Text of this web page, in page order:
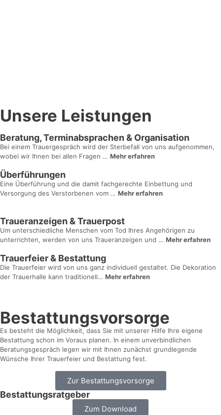
Unsere Leistungen
Beratung, Terminabsprachen & Organisation
Bei einem Trauergespräch wird der Sterbefall von uns aufgenommen,
wobei wir Ihnen bei allen Fragen … Mehr erfahren
Überführungen
Eine Überführung und die damit fachgerechte Einbettung und
Versorgung des Verstorbenen vom … Mehr erfahren
Traueranzeigen & Trauerpost
Um unterschiedliche Menschen vom Tod Ihres Angehörigen zu
unterrichten, werden von uns Traueranzeigen und … Mehr erfahren
Trauerfeier & Bestattung
Die Trauerfeier wird von uns ganz individuell gestaltet. Die Dekoration
der Trauerhalle kann traditionell… Mehr erfahren
Bestattungs­vorsorge
Es besteht die Möglichkeit, dass Sie mit unserer Hilfe Ihre eigene
Bestattung schon im Voraus planen. In einem unverbindlichen
Beratungsgespräch legen wir mit Ihnen zunächst grundlegende
Wünsche Ihrer Trauerfeier und Bestattung fest.
Zur Bestattungsvorsorge
Bestattungsratgeber
Zum Download